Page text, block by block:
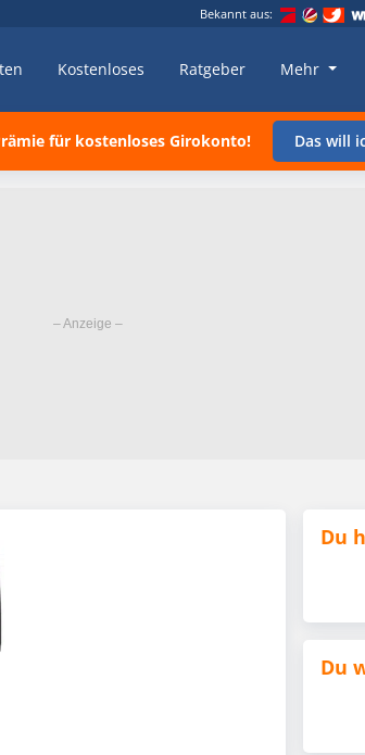
Bekannt aus:
Kostenloses Ratgeber Mehr
für kostenloses Girokonto! Das will
Du
Du